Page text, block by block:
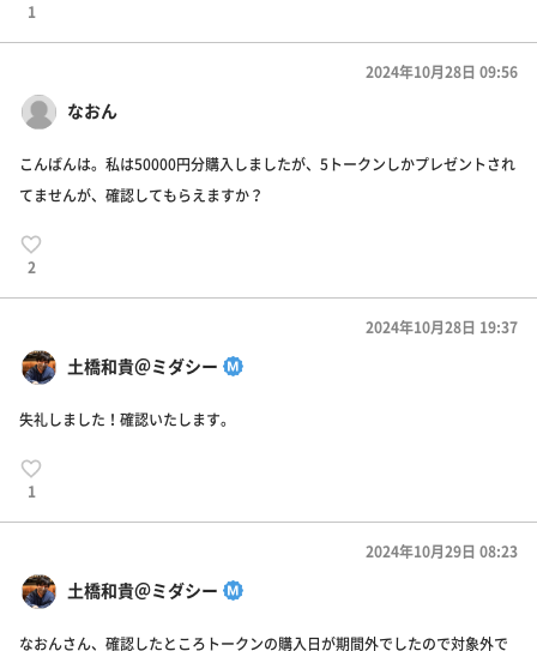
1
なおん
2024年10月28日 09:56
こんばんは。私は50000円分購入しましたが、5トークンしかプレゼントされ
てませんが、確認してもらえますか？
2
土橋和貴＠ミダシー
2024年10月28日 19:37
失礼しました！確認いたします。
1
土橋和貴＠ミダシー
2024年10月29日 08:23
なおんさん、確認したところトークンの購入日が期間外でしたので対象外で